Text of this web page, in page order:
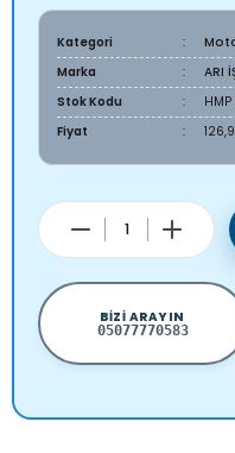
Kategori
Marka
ARI
Stok Kodu
Fiyat
BIZI ARAYIN
05077770583